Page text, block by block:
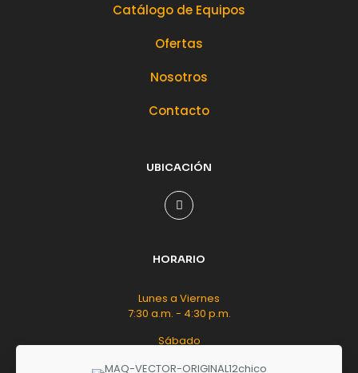
Catálogo de Equipos
Ofertas
Nosotros
Contacto
UBICACIÓN
HORARIO
Lunes a Viernes
7:30 a.m. - 4:30 p.m.
Sábado